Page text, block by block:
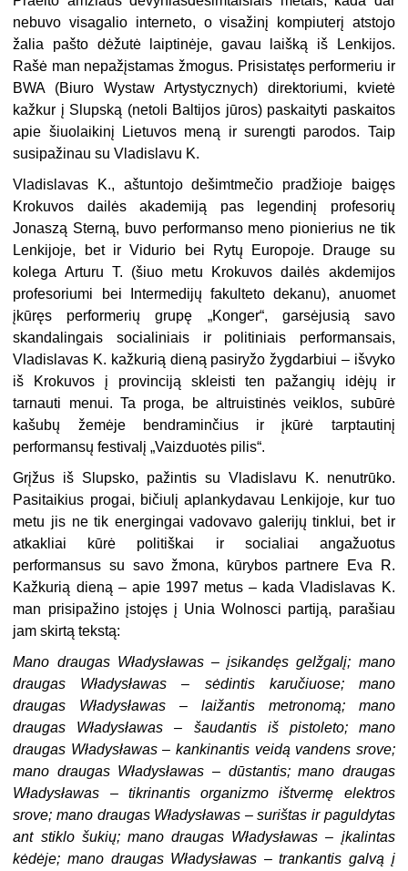
nebuvo visagalio interneto, o visažinį kompiuterį atstojo
žalia pašto dėžutė laiptinėje, gavau laišką iš Lenkijos.
Rašė man nepažįstamas žmogus. Prisistatęs performeriu ir
BWA (Biuro Wystaw Artystycznych) direktoriumi, kvietė
kažkur į Slupską (netoli Baltijos jūros) paskaityti paskaitos
apie šiuolaikinį Lietuvos meną ir surengti parodos. Taip
susipažinau su Vladislavu K.
Vladislavas K., aštuntojo dešimtmečio pradžioje baigęs
Krokuvos dailės akademiją pas legendinį profesorių
Jonaszą Sterną, buvo performanso meno pionierius ne tik
Lenkijoje, bet ir Vidurio bei Rytų Europoje. Drauge su
kolega Arturu T. (šiuo metu Krokuvos dailės akdemijos
profesoriumi bei Intermedijų fakulteto dekanu), anuomet
įkūręs performerių grupę „Konger“, garsėjusią savo
skandalingais socialiniais ir politiniais performansais,
Vladislavas K. kažkurią dieną pasiryžo žygdarbiui – išvyko
iš Krokuvos į provinciją skleisti ten pažangių idėjų ir
tarnauti menui. Ta proga, be altruistinės veiklos, subūrė
kašubų žemėje bendraminčius ir įkūrė tarptautinį
performansų festivalį „Vaizduotės pilis“.
Grįžus iš Slupsko, pažintis su Vladislavu K. nenutrūko.
Pasitaikius progai, bičiulį aplankydavau Lenkijoje, kur tuo
metu jis ne tik energingai vadovavo galerijų tinklui, bet ir
atkakliai kūrė politiškai ir socialiai angažuotus
performansus su savo žmona, kūrybos partnere Eva R.
Kažkurią dieną – apie 1997 metus – kada Vladislavas K.
man prisipažino įstojęs į Unia Wolnosci partiją, parašiau
jam skirtą tekstą:
Mano draugas Władysławas – įsikandęs gelžgalį; mano
draugas Władysławas – sėdintis karučiuose; mano
draugas Władysławas – laižantis metronomą; mano
draugas Władysławas – šaudantis iš pistoleto; mano
draugas Władysławas – kankinantis veidą vandens srove;
mano draugas Władysławas – dūstantis; mano draugas
Władysławas – tikrinantis organizmo ištvermę elektros
srove; mano draugas Władysławas – surištas ir paguldytas
ant stiklo šukių; mano draugas Władysławas – įkalintas
kėdėje; mano draugas Władysławas – trankantis galvą į